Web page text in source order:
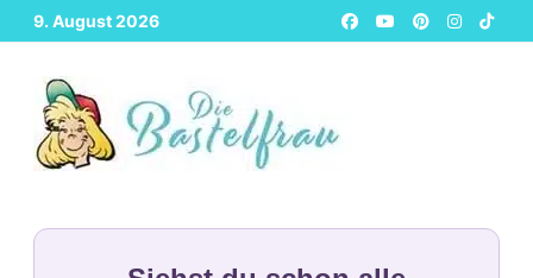
Zurück
zum
Inhalt
9. August 2026